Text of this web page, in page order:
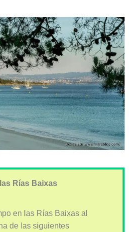
Rías Baixas
en las Rías Baixas al
de las siguientes